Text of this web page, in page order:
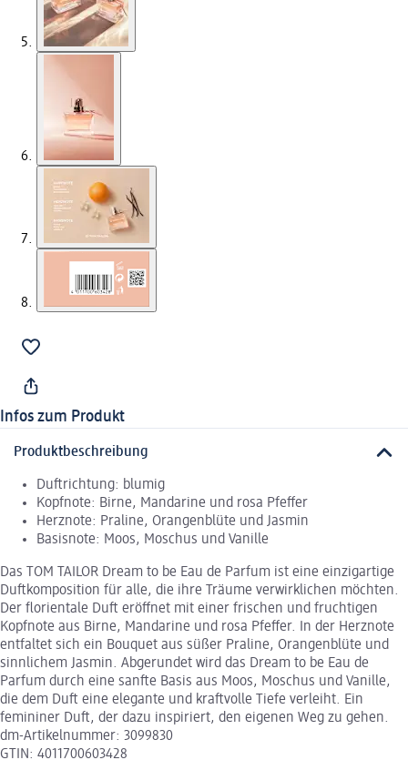
Infos zum Produkt
Produktbeschreibung
Duftrichtung: blumig
Kopfnote: Birne, Mandarine und rosa Pfeffer
Herznote: Praline, Orangenblüte und Jasmin
Basisnote: Moos, Moschus und Vanille
Das TOM TAILOR Dream to be Eau de Parfum ist eine einzigartige
Duftkomposition für alle, die ihre Träume verwirklichen möchten.
Der florientale Duft eröffnet mit einer frischen und fruchtigen
Kopfnote aus Birne, Mandarine und rosa Pfeffer. In der Herznote
entfaltet sich ein Bouquet aus süßer Praline, Orangenblüte und
sinnlichem Jasmin. Abgerundet wird das Dream to be Eau de
Parfum durch eine sanfte Basis aus Moos, Moschus und Vanille,
die dem Duft eine elegante und kraftvolle Tiefe verleiht. Ein
femininer Duft, der dazu inspiriert, den eigenen Weg zu gehen.
dm-Artikelnummer: 3099830
GTIN: 4011700603428